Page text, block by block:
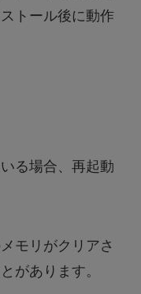
トール後に動作
る場合、再起動
モリがクリアさ
があります。